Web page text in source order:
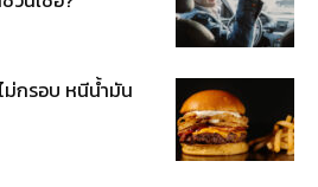
ม่กรอบ หนีน้ำมัน